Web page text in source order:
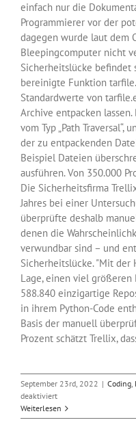
einfach nur die
Programmierer vor der
dagegen wurde laut dem
Bleepingcomputer nicht
Sicherheitslücke befindet
bereinigte Funktion
Standardwerte von
Archive entpacken
vom Typ „Path
der zu entpackenden
Beispiel Dateien
ausführen. Von 350.000
Die Sicherheitsfirma
Jahres bei einer
überprüfte deshalb
denen die
verwundbar sind – und
Sicherheitslücke. "Mit
Lage, einen viel größeren
588.840 einzigartige
in ihrem Python-Code
Basis der manuell
Prozent schätzt Trellix,
September 23rd, 2022 | Coding,
deaktiviertfür
Uralt-
Lücke
Weiterlesen